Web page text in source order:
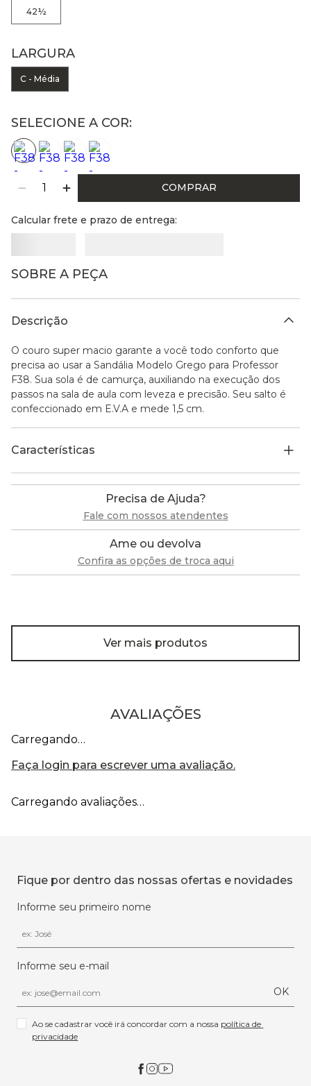
42½
LARGURA
C - Média
SELECIONE A COR:
COMPRAR
Calcular frete e prazo de entrega:
SOBRE A PEÇA
Descrição
O couro super macio garante a você todo conforto que
precisa ao usar a Sandália Modelo Grego para Professor
F38. Sua sola é de camurça, auxiliando na execução dos
passos na sala de aula com leveza e precisão. Seu salto é
confeccionado em E.V.A e mede 1,5 cm.
Características
Precisa de Ajuda?
Fale com nossos atendentes
Ame ou devolva
Confira as opções de troca aqui
Ver mais produtos
AVALIAÇÕES
Carregando…
Faça login para escrever uma avaliação.
Carregando avaliações…
Fique por dentro das nossas ofertas e novidades
Informe seu primeiro nome
Informe seu e-mail
OK
Ao se cadastrar você irá concordar com a nossa política de
privacidade